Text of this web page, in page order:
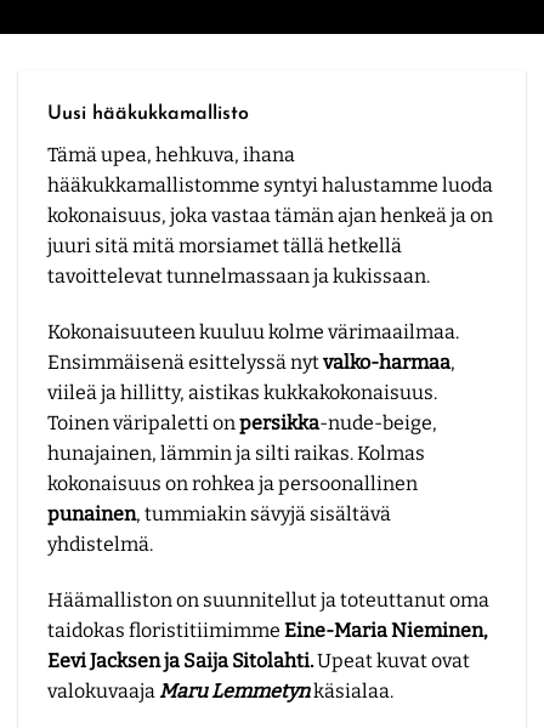
Uusi hääkukkamallisto
Tämä upea, hehkuva, ihana
hääkukkamallistomme syntyi halustamme luoda
kokonaisuus, joka vastaa tämän ajan henkeä ja on
juuri sitä mitä morsiamet tällä hetkellä
tavoittelevat tunnelmassaan ja kukissaan.
Kokonaisuuteen kuuluu kolme värimaailmaa.
Ensimmäisenä esittelyssä nytvalko-harmaa,
viileä ja hillitty, aistikas kukkakokonaisuus.
Toinen väripaletti on persikka-nude-beige,
hunajainen, lämmin ja silti raikas. Kolmas
kokonaisuus on rohkea ja persoonallinen
punainen, tummiakin sävyjä sisältävä
yhdistelmä.
Häämalliston on suunnitellut ja toteuttanut oma
taidokas floristitiimimme Eine-Maria Nieminen,
Eevi Jacksen ja Saija Sitolahti.Upeat kuvat ovat
valokuvaaja Maru Lemmetynkäsialaa.